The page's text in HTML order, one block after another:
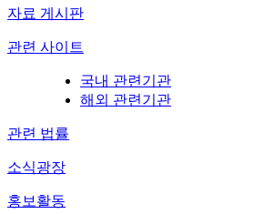
자료 게시판
관련 사이트
국내 관련기관
해외 관련기관
관련 법률
소식광장
홍보활동